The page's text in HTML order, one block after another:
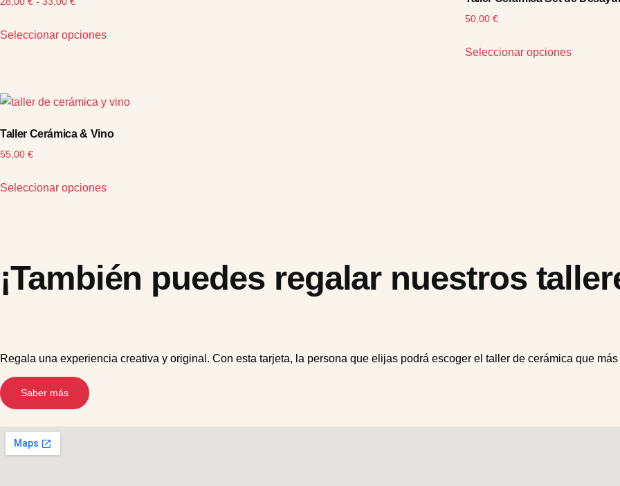
Seleccionar opciones
50,00 €
Seleccionar opciones
Taller Cerámica & Vino
55,00 €
Seleccionar opciones
¡También puedes regalar nuestros
Regala una experiencia creativa y original. Con esta tarjeta, la persona que elijas podrá escoger el taller de cerámica que
Saber más